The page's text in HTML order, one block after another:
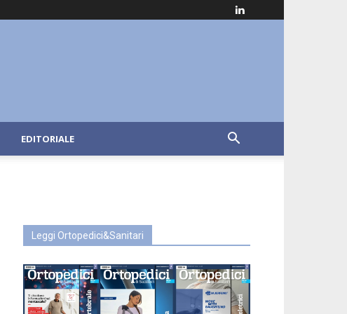
EDITORIALE
Leggi Ortopedici&Sanitari